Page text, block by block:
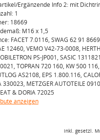
Ergänzende Info 2: mit
1
18669
M16 x 1,5
FACET 7.0116, SWAG 62 91
12460, VEMO V42-73-0008,
PS-JP001, SASIC
TOPRAN 720 160, KW 500
AS2108, EPS 1.800.116,
330023, METZGER AUTOTEILE
& DORIA 72025
anzeigen
inkl. gesetzl.